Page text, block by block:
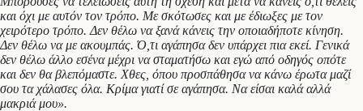
και όχι με αυτόν τον τρόπο. Με σκότωσες και με έδιωξες με τον
χειρότερο τρόπο. Δεν θέλω να ξανά κάνεις την οποιαδήποτε κίνηση.
Δεν θέλω να με ακουμπάς. Ό,τι αγάπησα δεν υπάρχει πια εκεί. Γενικά
δεν θέλω άλλο εσένα μέχρι να σταματήσω και εγώ από οδηγός οπότε
και δεν θα βλεπόμαστε. Χθες, όπου προσπάθησα να κάνω έρωτα μαζί
σου τα χάλασες όλα. Κρίμα γιατί σε αγάπησα. Να είσαι καλά αλλά
μακριά μου».